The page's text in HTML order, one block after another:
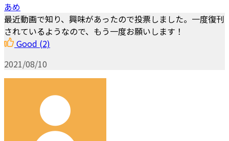
あめ
最近動画で知り、興味があったので投票しました。一度復刊
されているようなので、もう一度お願いします！
Good (2)
2021/08/10